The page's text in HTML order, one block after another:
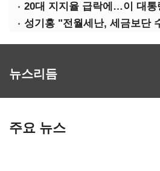
20대 지지율 급락에…이 대
뉴스리듬
주요 뉴스